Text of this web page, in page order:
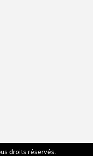
droits réservés.